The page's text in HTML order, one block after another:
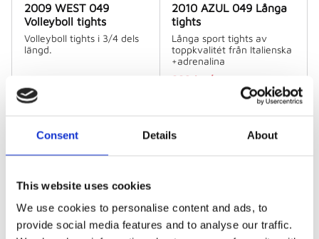
Consent Details About
This website uses cookies
We use cookies to personalise content and ads, to
provide social media features and to analyse our traffic.
2009 WEST 049
Volleyboll tights
Volleyboll tights i 3/4 dels
längd.
345
2010 AZUL 049 Långa
tights
Långa sport tights av
toppkvalitét från Italienska
+adrenalina
223 kr /